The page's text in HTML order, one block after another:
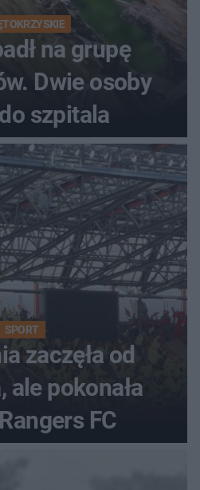
na grupę
Dwie osoby
szpitala
SPORT
zaczęła od
ale pokonała
FC